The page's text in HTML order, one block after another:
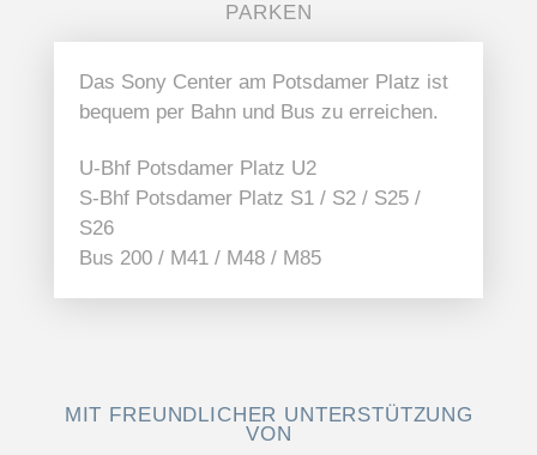
PARKEN
Das Sony Center am Potsdamer Platz ist
bequem per Bahn und Bus zu erreichen.
U-Bhf Potsdamer Platz U2
S-Bhf Potsdamer Platz S1 / S2 / S25 /
S26
Bus 200 / M41 / M48 / M85
MIT FREUNDLICHER UNTERSTÜTZUNG
VON